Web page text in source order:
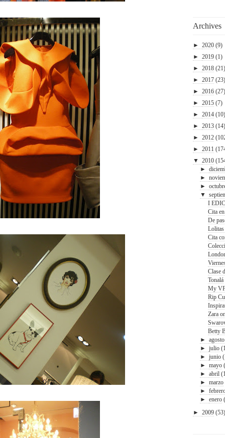
Archives
► 2020 (9)
► 2019 (1)
► 2018 (21)
► 2017 (23)
► 2016 (27)
► 2015 (7)
► 2014 (10)
► 2013 (14)
► 2012
► 2011
▼ 2010
►
►
►
▼
I
Cita
De
Cita
Clase
Tonalá
My
Rip
Zara
Betty
►agosto
►julio
►junio
►mayo
►abril
►marzo
►
►enero
► 2009 (53)